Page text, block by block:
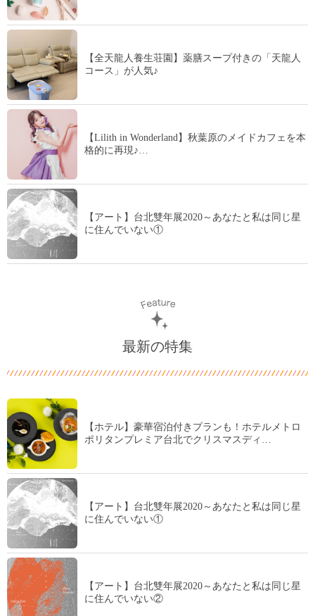
【全天龍人養生荘園】薬膳スープ付きの「天龍人
コース」が人気♪
【Lilith in Wonderland】秋葉原のメイドカフェを本
格的に再現♪…
【アート】台北雙年展2020～あなたと私は同じ星
に住んでいない①
最新の特集
【ホテル】豪華宿泊付きプランも！ホテルメトロ
ポリタンプレミア台北でクリスマスディ…
【アート】台北雙年展2020～あなたと私は同じ星
に住んでいない①
【アート】台北雙年展2020～あなたと私は同じ星
に住んでいない②